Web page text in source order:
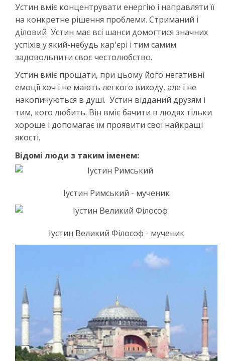
Устин вміє концентрувати енергію і направляти її
на конкретне рішення проблеми. Стриманий і
діловий Устин має всі шанси домогтися значних
успіхів у який-небудь кар'єрі і тим самим
задовольнити своє честолюбство.
Устин вміє прощати, при цьому його негативні
емоції хоч і не мають легкого виходу, але і не
накопичуються в душі. Устин відданий друзям і
тим, кого любить. Він вміє бачити в людях тільки
хороше і допомагає їм проявити свої найкращі
якості.
Відомі люди з таким іменем:
Іустин Римський - мученик
Іустин Великий Філософ - мученик